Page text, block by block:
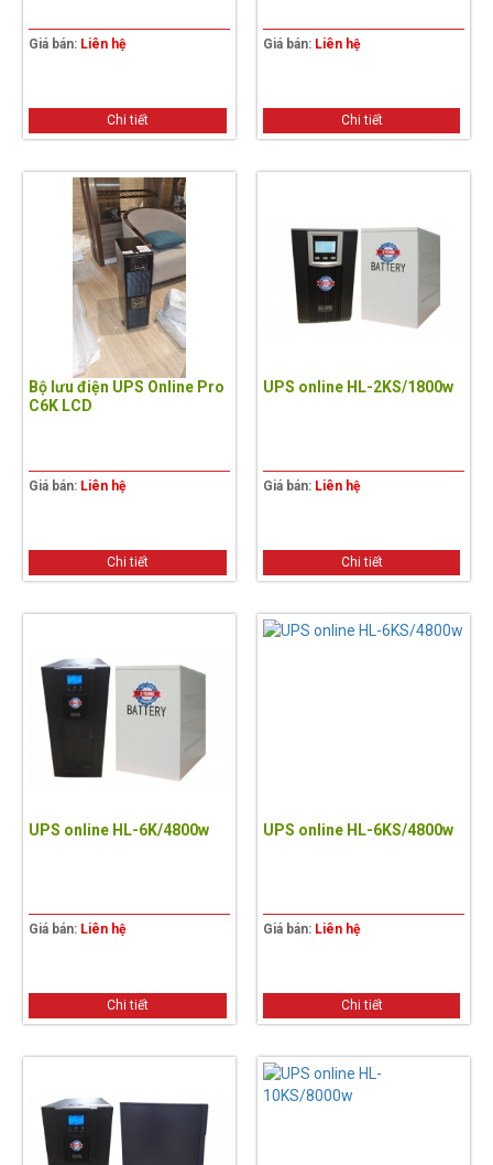
Giá bán: Liên hệ
Chi tiết
Giá bán: Liên hệ
Chi tiết
Bộ lưu điện UPS Online Pro
C6K LCD
Giá bán: Liên hệ
Chi tiết
UPS online HL-2KS/1800w
Giá bán: Liên hệ
Chi tiết
UPS online HL-6K/4800w
Giá bán: Liên hệ
Chi tiết
UPS online HL-6KS/4800w
Giá bán: Liên hệ
Chi tiết